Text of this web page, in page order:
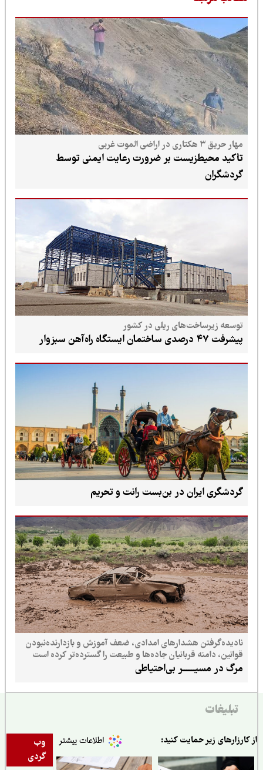
مهار حریق ۳ هکتاری در اراضی الموت غربی
تأکید محیط‌زیست بر ضرورت رعایت ایمنی توسط
گردشگران
توسعه زیرساخت‌های ریلی در کشور
پیشرفت ۴۷ درصدی ساختمان ایستگاه راه‌آهن سبزوار
گردشگری ایران در بن‌بست رانت و تحریم
نادیده‌گرفتن هشدارهای امدادی، ضعف آموزش و بازدارنده‌نبودن
قوانین، دامنه قربانیان جاده‌ها و طبیعت را گسترده‌تر کرده است
مرگ در مسیـــــــر بی‌احتیاطی
تبلیغات
وب
گردی
زیر حمایت کنید: